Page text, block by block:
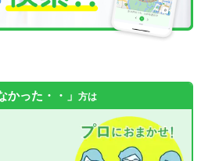
かった・・」 方は